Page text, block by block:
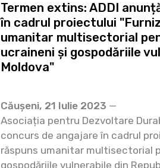
Termen extins: ADDI
în cadrul proiectului
umanitar multisectorial
ucraineni și gospodăriile
Moldova"
Căușeni, 21 Iulie 2023 —
Asociația pentru Dezvoltare
concurs de angajare în cadrul
răspuns umanitar multisectorial
gospodăriile vulnerabile din